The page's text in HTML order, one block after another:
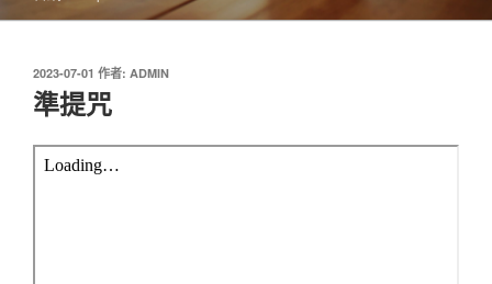
發
佈
於
2023-07-01 作者: ADMIN
準提咒